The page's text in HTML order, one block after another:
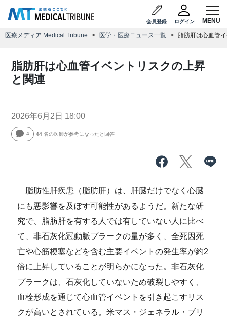
会員登録 ログイン
医療メディア Medical Tribune 医学・医療ニュース一覧 脂肪肝は心血管
脂肪肝は心血管イベントリスクの上昇
と関連
2026年6月2日 18:00
4 44 名の医師が参考になったと回答
脂肪性肝疾患（脂肪肝）は、肝臓だけでなく心臓
にも悪影響を及ぼす可能性があるようだ。新たな研
究で、脂肪肝を有する人では有していない人に比べ
て、非石灰化冠動脈プラークの量が多く、全死因死
亡や心筋梗塞などを含む主要イベントの発生率が約2
倍に上昇していることが明らかになった。非石灰化
プラークは、石灰化していないため破裂しやすく、
血栓形成を通じて心血管イベントを引き起こすリス
クが高いとされている。米マス・ジェネラル・ブリ